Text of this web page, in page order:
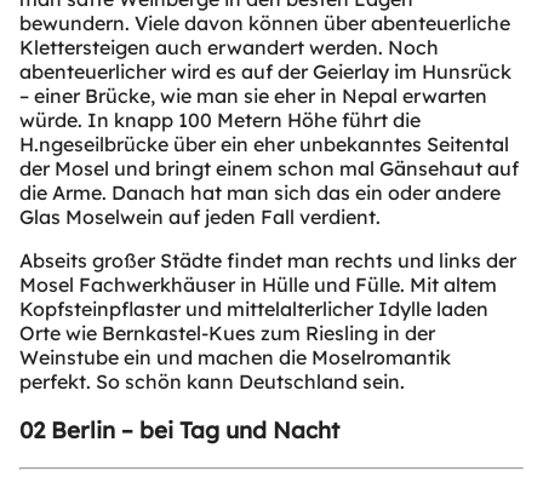
bewundern. Viele davon können über abenteuerliche
Klettersteigen auch erwandert werden. Noch
abenteuerlicher wird es auf der Geierlay im Hunsrück
– einer Brücke, wie man sie eher in Nepal erwarten
würde. In knapp 100 Metern Höhe führt die
H.ngeseilbrücke über ein eher unbekanntes Seitental
der Mosel und bringt einem schon mal Gänsehaut auf
die Arme. Danach hat man sich das ein oder andere
Glas Moselwein auf jeden Fall verdient.
Abseits großer Städte findet man rechts und links der
Mosel Fachwerkhäuser in Hülle und Fülle. Mit altem
Kopfsteinpflaster und mittelalterlicher Idylle laden
Orte wie Bernkastel-Kues zum Riesling in der
Weinstube ein und machen die Moselromantik
perfekt. So schön kann Deutschland sein.
02 Berlin – bei Tag und Nacht